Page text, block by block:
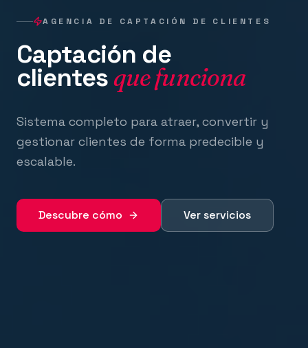
AGENCIA DE CAPTACIÓN DE CLIENTES
Captación de
clientesque funciona
Sistema completo para atraer, convertir y
gestionar clientes de forma predecible y
escalable.
Descubre cómo Ver servicios